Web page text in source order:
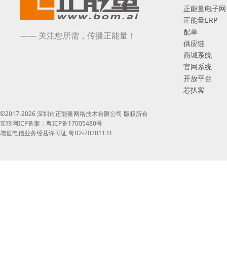
—— 关注您所需，传播正能量！
正能量电子网
正能量ERP
配单
供应链
商城系统
官网系统
开放平台
芯扒客
©2017-2026 深圳市正能量网络技术有限公司 版权所有
互联网ICP备案：粤ICP备17005480号
增值电信业务经营许可证 粤B2-20201131